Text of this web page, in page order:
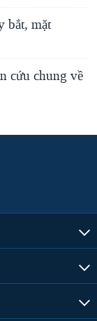
bắt, mặt
cứu chung về